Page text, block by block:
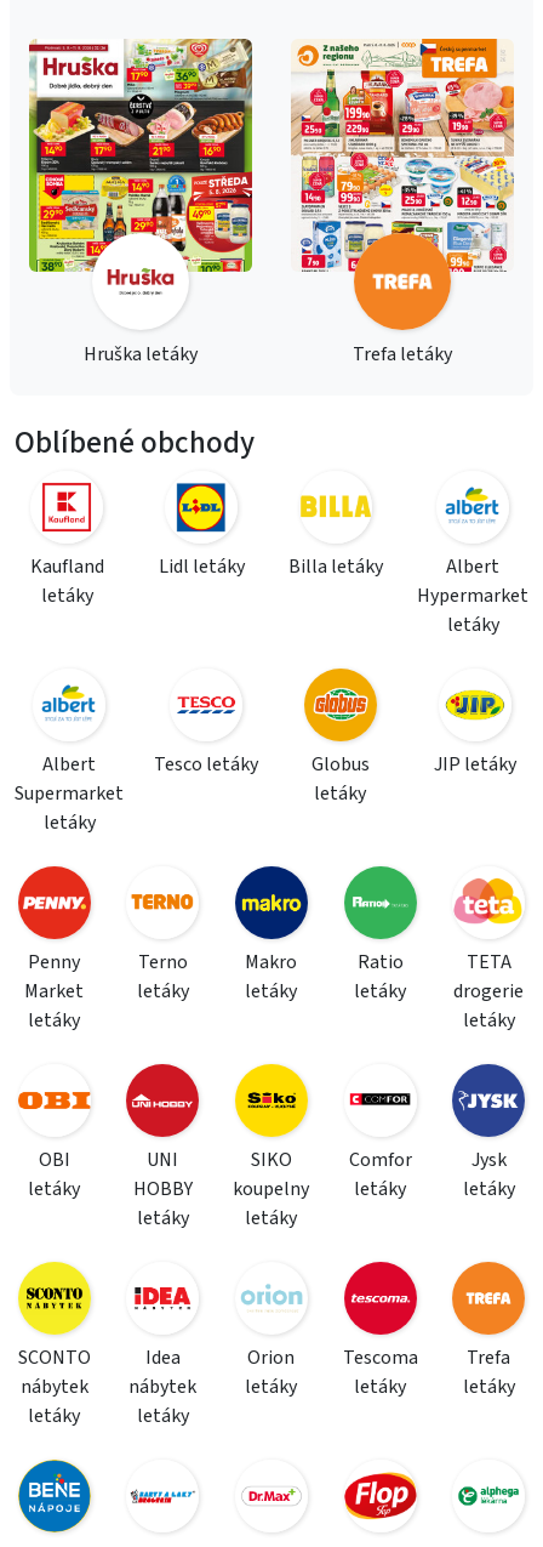
Hruška letáky Trefa letáky
Oblíbené obchody
Kaufland
letáky
Lidl letáky Billa letáky
Albert
Hypermarket
letáky
Albert
Supermarket
letáky
Tesco letáky
Globus
letáky
JIP letáky
Penny
Market
letáky
Terno
letáky
Makro
letáky
Ratio
letáky
TETA
drogerie
letáky
OBI
letáky
UNI
HOBBY
letáky
SIKO
koupelny
letáky
Comfor
letáky
Jysk
letáky
SCONTO
nábytek
letáky
Idea
nábytek
letáky
Orion
letáky
Tescoma
letáky
Trefa
letáky